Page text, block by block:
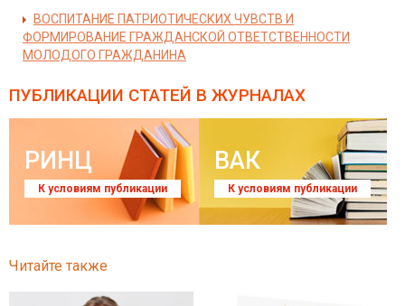
ВОСПИТАНИЕ ПАТРИОТИЧЕСКИХ ЧУВСТВ И
ФОРМИРОВАНИЕ ГРАЖДАНСКОЙ ОТВЕТСТВЕННОСТИ
МОЛОДОГО ГРАЖДАНИНА
ПУБЛИКАЦИИ СТАТЕЙ В ЖУРНАЛАХ
РИНЦ
К условиям публикации
ВАК
К условиям публикации
Читайте также